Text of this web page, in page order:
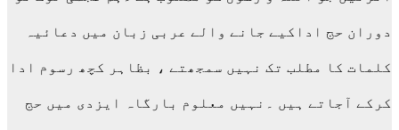
دوران حج اداکیے جانے والے عربی زبان میں دعائیہ
کلمات کا مطلب تک نہیں سمجھتے ، بظاہر کچھ رسوم ادا
کرکے آجاتے ہیں ۔نہیں معلوم بارگاہ ایزدی میں حج